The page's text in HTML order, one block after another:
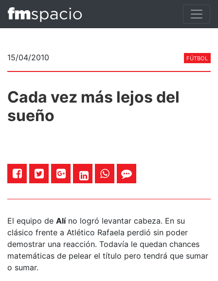
15/04/2010 FÚTBOL
Cada vez más lejos del
sueño
El equipo de Alíno logró levantar cabeza. En su
clásico frente a Atlético Rafaela perdió sin poder
demostrar una reacción. Todavía le quedan chances
matemáticas de pelear el título pero tendrá que sumar
o sumar.